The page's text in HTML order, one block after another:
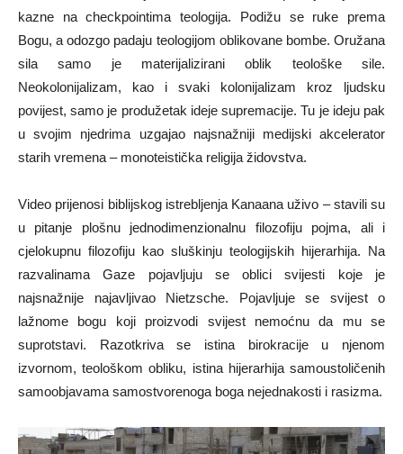
kazne na checkpointima teologija. Podižu se ruke prema
Bogu, a odozgo padaju teologijom oblikovane bombe. Oružana
sila samo je materijalizirani oblik teološke sile.
Neokolonijalizam, kao i svaki kolonijalizam kroz ljudsku
povijest, samo je produžetak ideje supremacije. Tu je ideju pak
u svojim njedrima uzgajao najsnažniji medijski akcelerator
starih vremena – monoteistička religija židovstva.
Video prijenosi biblijskog istrebljenja Kanaana uživo – stavili su
u pitanje plošnu jednodimenzionalnu filozofiju pojma, ali i
cjelokupnu filozofiju kao sluškinju teologijskih hijerarhija. Na
razvalinama Gaze pojavljuju se oblici svijesti koje je
najsnažnije najavljivao Nietzsche. Pojavljuje se svijest o
lažnome bogu koji proizvodi svijest nemoćnu da mu se
suprotstavi. Razotkriva se istina birokracije u njenom
izvornom, teološkom obliku, istina hijerarhija samoustoličenih
samoobjavama samostvorenoga boga nejednakosti i rasizma.